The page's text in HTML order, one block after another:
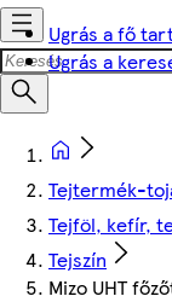
Ugrás a fő
Ugrás a
Tejtermék-
Tejföl, kefír,
Tejszín
Mizo UHT